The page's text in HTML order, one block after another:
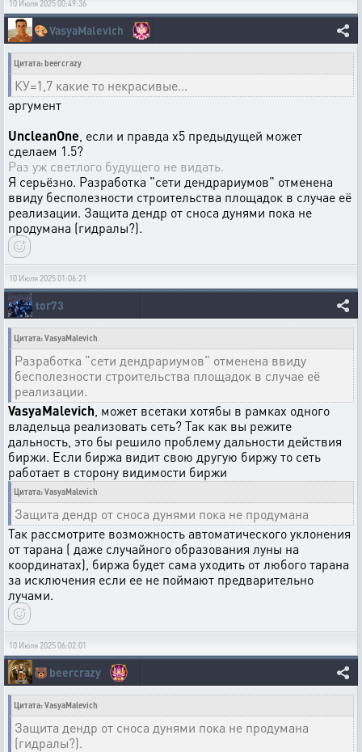
10 Июля 2025 00:49:36
🎨VasyaMalevich
Цитата: beercrazy
КУ=1,7 какие то некрасивые...
аргумент
UncleanOne , если и правда х5 предыдущей может
сделаем 1.5?
Раз уж светлого будущего не видать.
Я серьёзно. Разработка "сети дендрариумов" отменена
ввиду бесполезности строительства площадок в случае её
реализации. Защита дендр от сноса дунями пока не
продумана (гидралы?).
10 Июля 2025 01:06:21
tor73
Цитата: VasyaMalevich
Разработка "сети дендрариумов" отменена ввиду
бесполезности строительства площадок в случае её
реализации.
VasyaMalevich , может всетаки хотябы в рамках одного
владельца реализовать сеть? Так как вы режите
дальность, это бы решило проблему дальности действия
биржи. Если биржа видит свою другую биржу то сеть
работает в сторону видимости биржи
Цитата: VasyaMalevich
Защита дендр от сноса дунями пока не продумана
Так рассмотрите возможность автоматического уклонения
от тарана ( даже случайного образования луны на
координатах), биржа будет сама уходить от любого тарана
за исключения если ее не поймают предварительно
лучами.
10 Июля 2025 06:02:01
🐻beercrazy
Цитата: VasyaMalevich
Защита дендр от сноса дунями пока не продумана
(гидралы?).